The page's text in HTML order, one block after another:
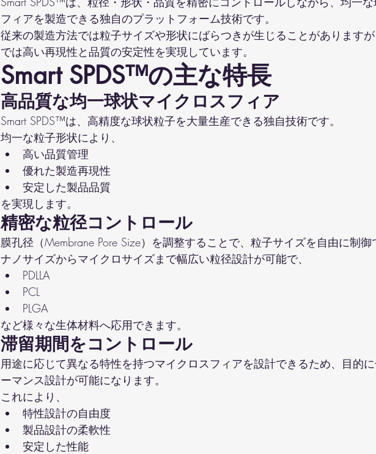
フィアを製造できる独自のプラットフォーム技術です。
従来の製造方法では粒子サイズや形状にばらつきが生じることがありますが
では高い再現性と品質の安定性を実現しています。
Smart SPDS™の主な特長
高品質な均一球状マイクロスフィア
Smart SPDS™は、高精度な球状粒子を大量生産できる独自技術です。
均一な粒子形状により、
高い品質管理
優れた製造再現性
安定した製品品質
を実現します。
精密な粒径コントロール
膜孔径（Membrane Pore Size）を調整することで、粒子サイズを自由に制御
ナノサイズからマイクロサイズまで幅広い粒径設計が可能で、
PDLLA
PCL
PLGA
など様々な生体材料へ応用できます。
滞留期間をコントロール
用途に応じて異なる特性を持つマイクロスフィアを設計できるため、目的
ーマンス設計が可能になります。
これにより、
特性設計の自由度
製品設計の柔軟性
安定した性能